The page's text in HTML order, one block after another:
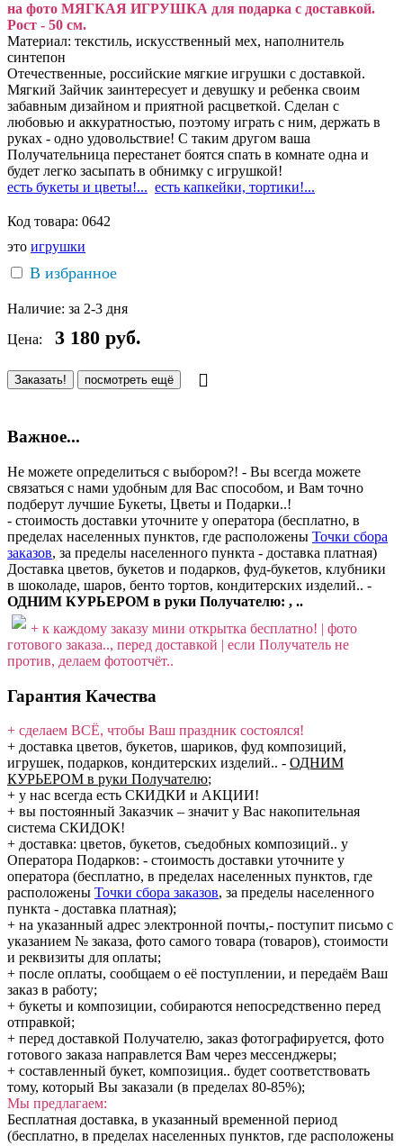
на фото МЯГКАЯ ИГРУШКА для подарка с доставкой.
Рост - 50 см.
Материал: текстиль, искусственный мех, наполнитель
синтепон
Отечественные, российские мягкие игрушки с доставкой.
Мягкий Зайчик заинтересует и девушку и ребенка своим
забавным дизайном и приятной расцветкой. Сделан с
любовью и аккуратностью, поэтому играть с ним, держать в
руках - одно удовольствие! С таким другом ваша
Получательница перестанет боятся спать в комнате одна и
будет легко засыпать в обнимку с игрушкой!
есть букеты и цветы!... есть капкейки, тортики!...
Код товара: 0642
это игрушки
В избранное
Наличие: за 2-3 дня
Цена:
3 180 руб.
Заказать! посмотреть ещё
Важное...
Не можете определиться с выбором?! - Вы всегда можете
связаться с нами удобным для Вас способом, и Вам точно
подберут лучшие Букеты, Цветы и Подарки..!
- стоимость доставки уточните у оператора (бесплатно, в
пределах населенных пунктов, где расположены Точки сбора
заказов, за пределы населенного пункта - доставка платная)
Доставка цветов, букетов и подарков, фуд-букетов, клубники
в шоколаде, шаров, бенто тортов, кондитерских изделий.. -
ОДНИМ КУРЬЕРОМ в руки Получателю: , ..
+ к каждому заказу мини открытка бесплатно! | фото
готового заказа.., перед доставкой | если Получатель не
против, делаем фотоотчёт..
Гарантия Качества
+ сделаем ВСЁ, чтобы Ваш праздник состоялся!
+ доставка цветов, букетов, шариков, фуд композиций,
игрушек, подарков, кондитерских изделий.. - ОДНИМ
КУРЬЕРОМ в руки Получателю;
+ у нас всегда есть СКИДКИ и АКЦИИ!
+ вы постоянный Заказчик – значит у Вас накопительная
система СКИДОК!
+ доставка: цветов, букетов, съедобных композиций.. у
Оператора Подарков: - стоимость доставки уточните у
оператора (бесплатно, в пределах населенных пунктов, где
расположены Точки сбора заказов, за пределы населенного
пункта - доставка платная);
+ на указанный адрес электронной почты,- поступит письмо с
указанием № заказа, фото самого товара (товаров), стоимости
и реквизиты для оплаты;
+ после оплаты, сообщаем о её поступлении, и передаём Ваш
заказ в работу;
+ букеты и композиции, собираются непосредственно перед
отправкой;
+ перед доставкой Получателю, заказ фотографируется, фото
готового заказа направлется Вам через мессенджеры;
+ составленный букет, композиция.. будет соответствовать
тому, который Вы заказали (в пределах 80-85%);
Мы предлагаем:
Бесплатная доставка, в указанный временной период
(бесплатно, в пределах населенных пунктов, где расположены